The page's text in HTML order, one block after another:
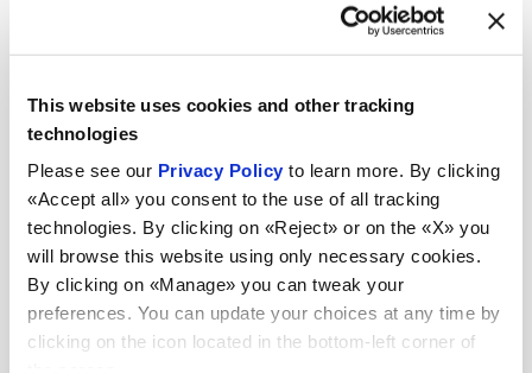
This website uses cookies and other tracking
technologies
Please see our Privacy Policy to learn more. By clicking
«Accept all» you consent to the use of all tracking
technologies. By clicking on «Reject» or on the «X» you
will browse this website using only necessary cookies.
By clicking on «Manage» you can tweak your
preferences. You can update your choices at any time by
clicking on the icon located in the bottom-left corner of
Discutons ensemble
EntrepôtTurquie
Logistique Istanbul